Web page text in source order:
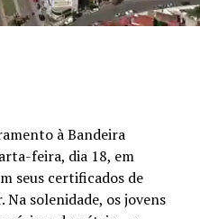
à Bandeira
feira, dia 18, em
seus certificados de
solenidade, os jovens